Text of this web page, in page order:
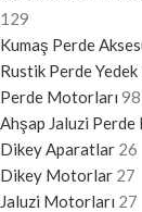
129
Kumaş Perde
Rustik Perde Yedek
Perde Motorları 98
Ahşap Jaluzi
Dikey Aparatlar 26
Dikey Motorlar 27
Jaluzi Motorları 27